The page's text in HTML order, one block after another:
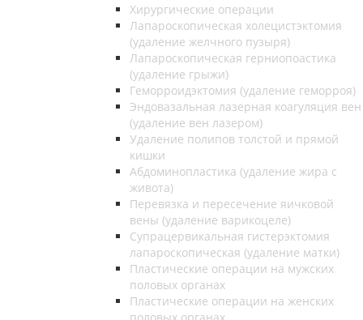
Хирургические операции
Лапароскопическая холецистэктомия
(удаление желчного пузыря)
Лапароскопическая герниопоастика
(удаление грыжи)
Геморроидэктомия (удаление геморроя)
Эндовазальная лазерная коагуляция вен
(удаление вен лазером)
Удаление полипов толстой и прямой
кишки
Абдоминопластика (удаление жира с
живота)
Перевязка и пересечение яичковой
вены (удаление варикоцеле)
Супрацервикальная гистерэктомия
лапароскопическая (удаление матки)
Пластические операции на мужских
половых органах
Пластические операции на женских